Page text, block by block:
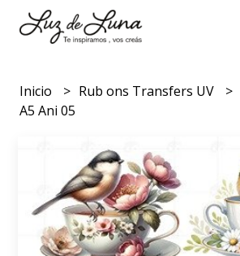
Inicio Rub ons Transfers UV
A5 Ani 05